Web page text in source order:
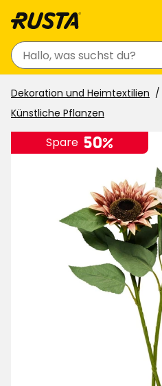
Suchen
Dekoration und Heimtextilien
Künstliche Pflanzen
Spare 50%